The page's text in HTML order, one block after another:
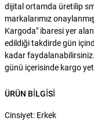
dijital ortamda üretilip
markalarımız
Kargoda" ibaresi yer
edildiği takdirde gün
kadar
günü içerisinde kargo
ÜRÜN BILGISI
Cinsiyet: Erkek